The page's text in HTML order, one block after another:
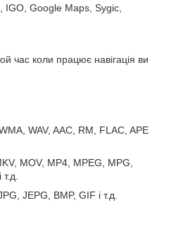
IGO, Google Maps, Sygic,
час коли працює навігація ви
WAV, AAC, RM, FLAC, APE
MOV, MP4, MPEG, MPG,
JEPG, BMP, GIF і т.д.